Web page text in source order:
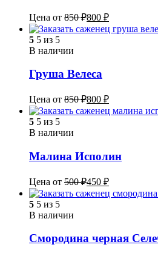
Цена от 850₽800 ₽
5 5 из 5
В наличии
Груша Велеса
Цена от 850₽800 ₽
5 5 из 5
В наличии
Малина Исполин
Цена от 500₽450 ₽
5 5 из 5
В наличии
Смородина черная